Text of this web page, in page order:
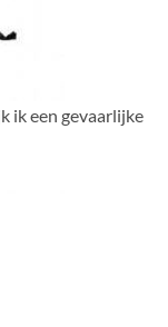
ik een gevaarlijke